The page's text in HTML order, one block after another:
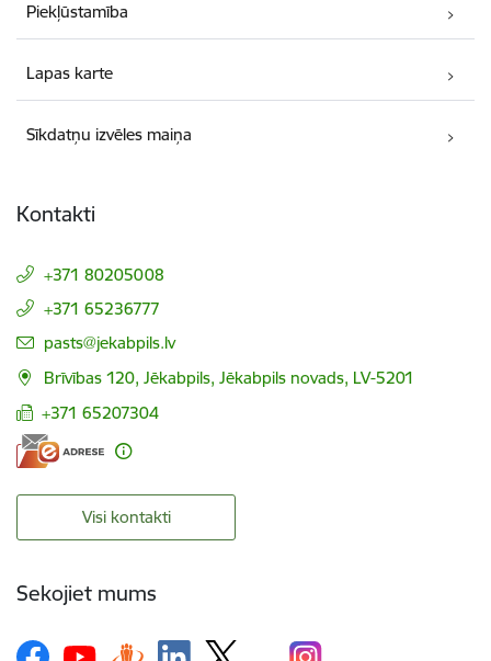
Piekļūstamība
Lapas karte
Sīkdatņu izvēles maiņa
Kontakti
+371 80205008
+371 65236777
E-pasts:
pasts@jekabpils.lv
Brīvības 120, Jēkabpils, Jēkabpils novads, LV-5201
+371 65207304
Visi kontakti
Sekojiet mums